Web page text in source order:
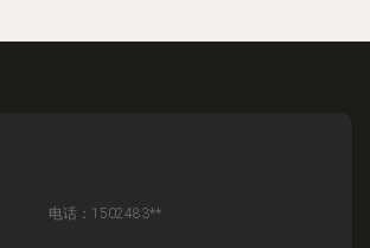
电话：1502483**